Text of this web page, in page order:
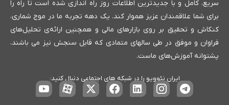
سریع، کامل و با جدیدترین اطلاعات روز راه اندازی شده است تا راه را
برای شما علاقمندان عزیز هموار کند. یک دهه تجربه ما در موج شماری،
کنکاش و تحقیق بر روی بازارهای مالی و همچنین ارائه‌ی تحلیل‌های
فراوان و موفق در طی سالهای متمادی که قابل سنجش نیز می باشند،
پشتوانه آموزش‌های ماست.
ایران نئوویو را در شبکه های اجتماعی دنبال کنید: